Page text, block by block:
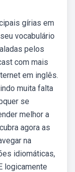
gírias em
vocabulário
pelos
com mais
em inglês.
muita falta
se
melhor a
agora as
na
idiomáticas,
logicamente